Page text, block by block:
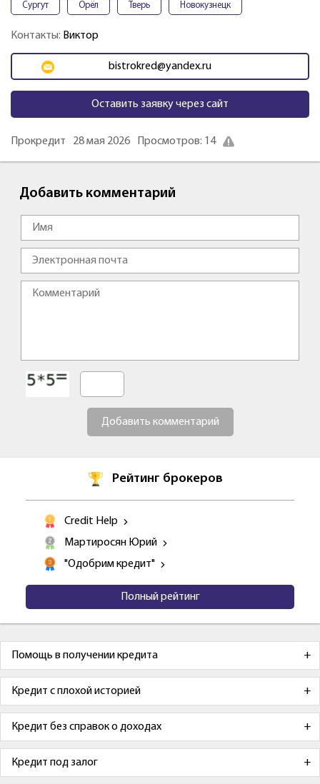
Сургут Орёл Тверь Новокузнецк
Контакты: Виктор
bistrokred@yandex.ru
Оставить заявку через сайт
Прокредит 28 мая 2026 Просмотров: 14
Добавить комментарий
Добавить комментарий
Рейтинг брокеров
Credit Help
Мартиросян Юрий
"Одобрим кредит"
Полный рейтинг
Помощь в получении кредита
Кредит с плохой историей
Кредит без справок о доходах
Кредит под залог